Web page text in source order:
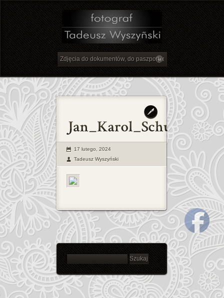
17 lutego, 2024
Tadeusz Wyszyński